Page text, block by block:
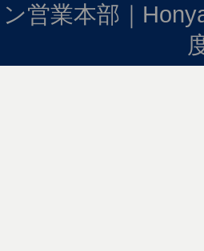
営業本部 ｜